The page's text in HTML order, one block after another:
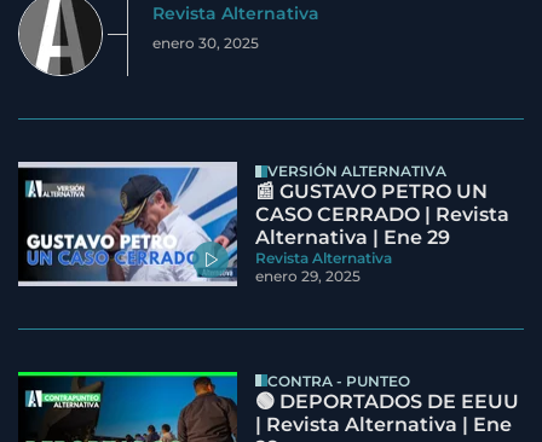
Revista Alternativa
enero 30, 2025
VERSIÓN ALTERNATIVA
📰 GUSTAVO PETRO UN
CASO CERRADO | Revista
Alternativa | Ene 29
Revista Alternativa
enero 29, 2025
CONTRA - PUNTEO
🟢 DEPORTADOS DE EEUU
| Revista Alternativa | Ene